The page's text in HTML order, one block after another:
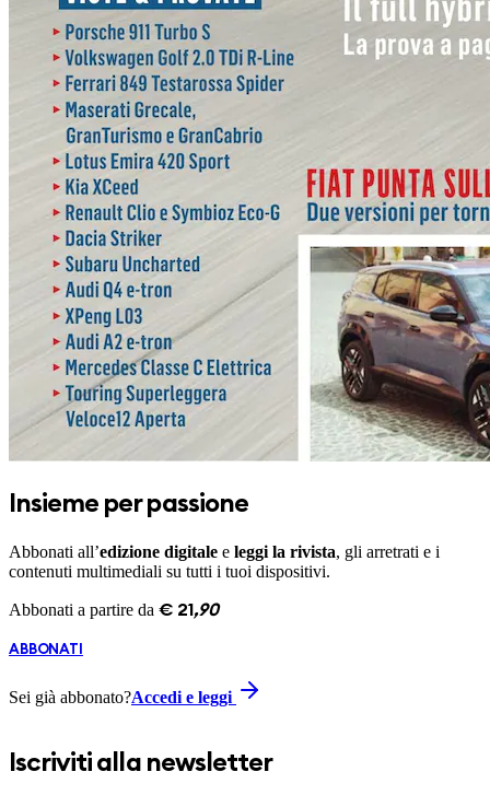
Insieme per passione
Abbonati all’edizione digitale e leggi la rivista, gli arretrati e i
contenuti multimediali su tutti i tuoi dispositivi.
Abbonati a partire da € 21 ,90
ABBONATI
Sei già abbonato?Accedi e leggi
Iscriviti alla newsletter